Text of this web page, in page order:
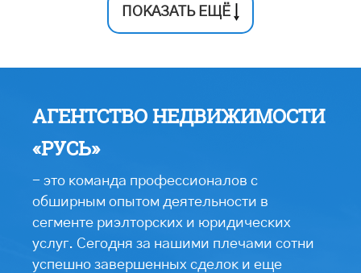
ПОКАЗАТЬ ЕЩЁ
АГЕНТСТВО НЕДВИЖИМОСТИ
«РУСЬ»
- это команда профессионалов с
обширным опытом деятельности в
сегменте риэлторских и юридических
услуг. Сегодня за нашими плечами сотни
успешно завершенных сделок и еще